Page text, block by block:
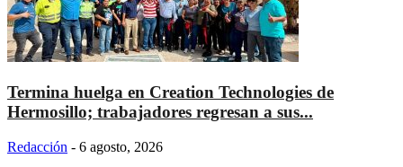
Termina huelga en Creation Technologies de
Hermosillo; trabajadores regresan a sus...
Redacción - 6 agosto, 2026